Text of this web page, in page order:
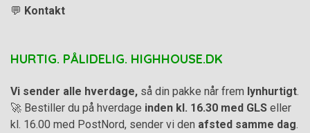
💬 Kontakt
HURTIG. PÅLIDELIG. HIGHHOUSE.DK
Vi sender alle hverdage, så din pakke når frem lynhurtigt
🚀 Bestiller du på hverdage inden kl. 16.30 med GLS eller
kl. 16.00 med PostNord, sender vi den afsted samme dag